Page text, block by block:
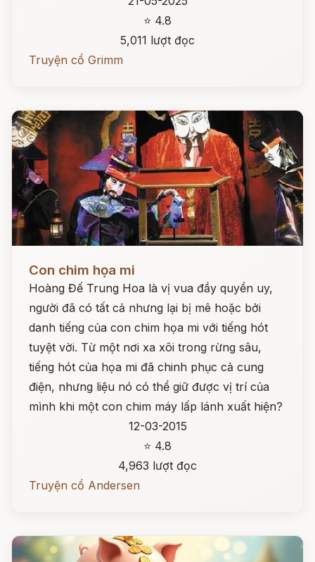
⭐ 4.8
5,011 lượt đọc
Truyện cổ Grimm
Con chim họa mi
Hoàng Đế Trung Hoa là vị vua đầy quyền uy,
người đã có tất cả nhưng lại bị mê hoặc bởi
danh tiếng của con chim họa mi với tiếng hót
tuyệt vời. Từ một nơi xa xôi trong rừng sâu,
tiếng hót của họa mi đã chinh phục cả cung
điện, nhưng liệu nó có thể giữ được vị trí của
mình khi một con chim máy lấp lánh xuất hiện?
12-03-2015
⭐ 4.8
4,963 lượt đọc
Truyện cổ Andersen